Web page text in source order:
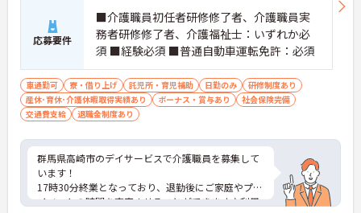
応募要件
■介護職員初任者研修修了者、介護職員実
務者研修修了者、介護福祉士：いずれか必
須 ■経験必須 ■普通自動車運転免許：必須
車通勤可 寮・借り上げ 託児所・育児補助 日勤のみ
研修制度あり
産休･育休･介護休暇取得実績あり
ボーナス・賞与あり
社会保険完備
交通費支給
退職金制度あり
群馬県高崎市のデイサービスで介護職員を募集して
います！
17時30分終業となっており、退勤後にご家庭やプラ
イベートの時間を充実させることができます♪利用